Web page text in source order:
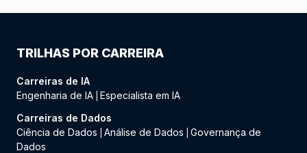
TRILHAS POR CARREIRA
Carreiras de IA
Engenharia de IA Especialista em IA
Carreiras de Dados
Ciência de Dados
Análise de Dados
Governança de
Dados